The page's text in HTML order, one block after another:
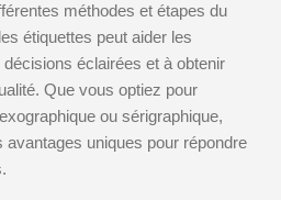
méthodes et étapes du
étiquettes peut aider les
éclairées et à obtenir
Que vous optiez pour
ou sérigraphique,
uniques pour répondre